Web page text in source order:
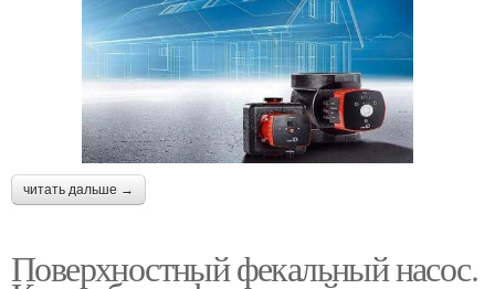
читать дальше →
Поверхностный фекальный насос.